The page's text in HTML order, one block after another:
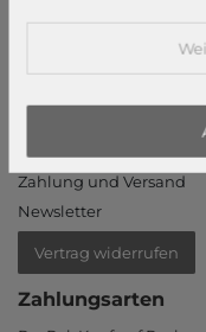
Informationen
Zahlung und Versand
Newsletter
Vertrag widerrufen
Zahlungsarten